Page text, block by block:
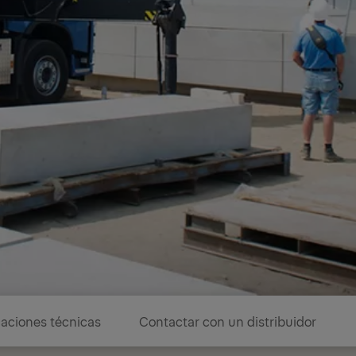
técnicas Contactar con un distribuidor